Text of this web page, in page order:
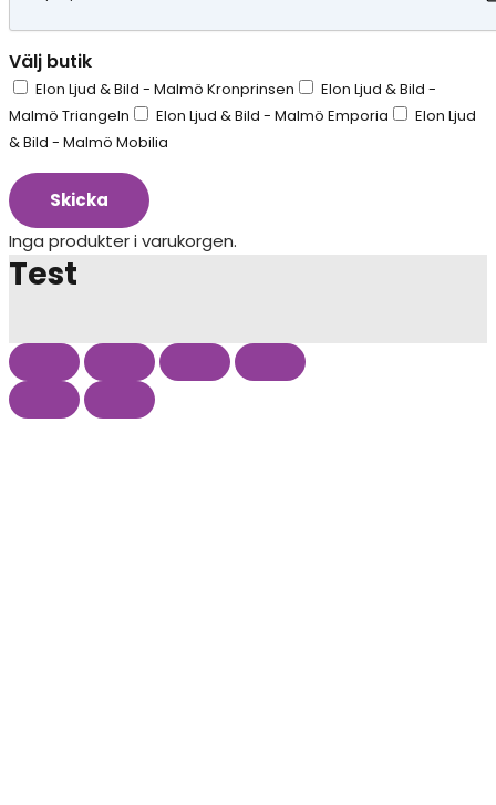
Välj butik
Elon Ljud & Bild - Malmö Kronprinsen
Elon Ljud & Bild -
Malmö Triangeln
Elon Ljud & Bild - Malmö Emporia
Elon Ljud
& Bild - Malmö Mobilia
Skicka
Inga produkter i varukorgen.
Test